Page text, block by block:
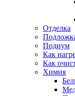
Отделка
Подиум
Как
Как
Химия